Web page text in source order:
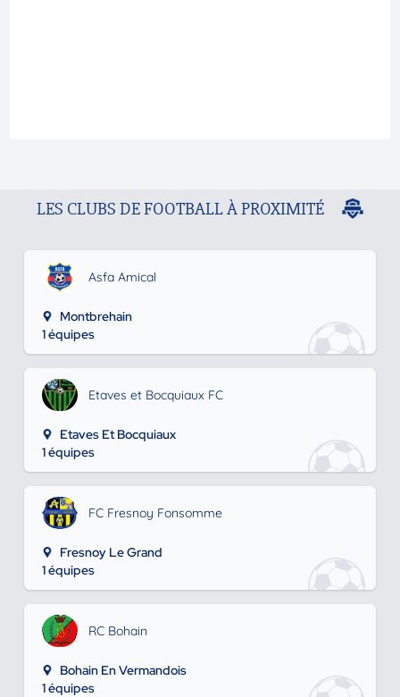
LES CLUBS DE FOOTBALL À PROXIMITÉ
Asfa Amical
Montbrehain
1 équipes
Etaves et Bocquiaux FC
Etaves Et Bocquiaux
1 équipes
FC Fresnoy Fonsomme
Fresnoy Le Grand
1 équipes
RC Bohain
Bohain En Vermandois
1 équipes